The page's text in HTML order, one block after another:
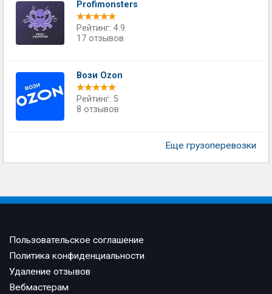
Profimonsters
Рейтинг: 4.9
17 отзывов
Вози Ozon
Рейтинг: 5
8 отзывов
Еще грузоперевозки
Пользовательское соглашение
Политика конфиденциальности
Удаление отзывов
Вебмастерам